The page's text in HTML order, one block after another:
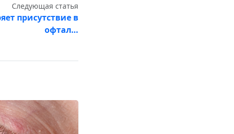
Следующая статья
присутствие в
офтал…